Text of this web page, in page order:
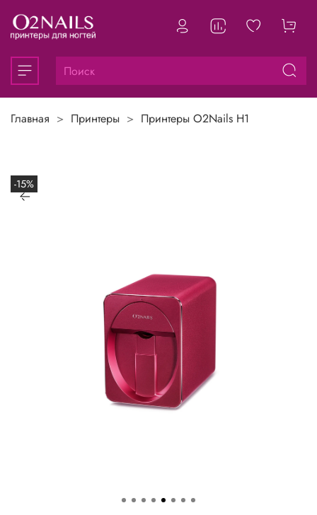
Главная Принтеры Принтеры O2Nails Н1
-15%